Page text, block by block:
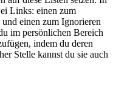
Links: einen zum
einen zum Ignorieren
im persönlichen Bereich
indem du deren
Stelle kannst du sie auch